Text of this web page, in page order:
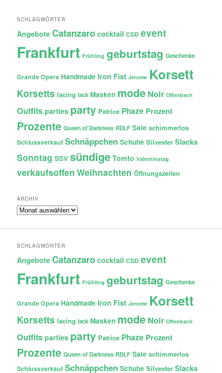
SCHLAGWÖRTER
Angebote Catanzaro cocktail CSD event
Frankfurt Frühling geburtstag Geschenke
Grande Opera Handmade Iron Fist Jerome Korsett
Korsetts lacing lack Masken mode Noir Offenbach
Outfits parties party Patrice Phaze Prozent
Prozente Queen of Darkness RDLF Sale schimmerlos
Schlussverkauf Schnäppchen Schuhe Silvester Slacks
Sonntag SSV sündige Tomto Valentinstag
verkaufsoffen Weihnachten Öffnungszeiten
ARCHIV
Archiv
SCHLAGWÖRTER
Angebote Catanzaro cocktail CSD event
Frankfurt Frühling geburtstag Geschenke
Grande Opera Handmade Iron Fist Jerome Korsett
Korsetts lacing lack Masken mode Noir Offenbach
Outfits parties party Patrice Phaze Prozent
Prozente Queen of Darkness RDLF Sale schimmerlos
Schlussverkauf Schnäppchen Schuhe Silvester Slacks